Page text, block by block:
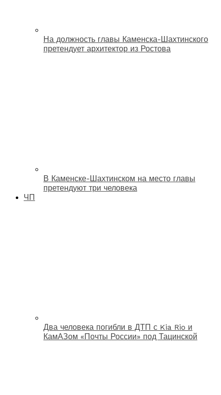
На должность главы Каменска-Шахтинского
претендует архитектор из Ростова
В Каменске-Шахтинском на место главы
претендуют три человека
ЧП
Два человека погибли в ДТП с Kia Rio и
КамАЗом «Почты России» под Тацинской